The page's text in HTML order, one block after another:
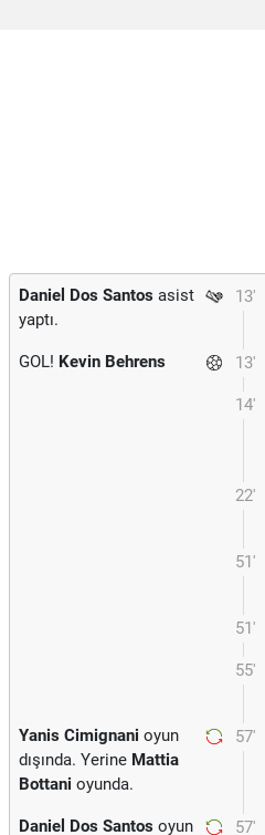
13'
Daniel Dos Santos asist
yaptı.
13'
GOL! Kevin Behrens
14'
22'
51'
51'
55'
57'
Yanis Cimignani oyun
dışında. Yerine Mattia
Bottani oyunda.
57'
Daniel Dos Santos oyun